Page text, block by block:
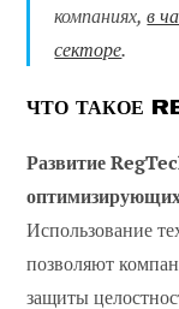
компаниях,в
секторе.
ЧТО ТАКОЕ
Развитие
Использование
позволяют
защиты